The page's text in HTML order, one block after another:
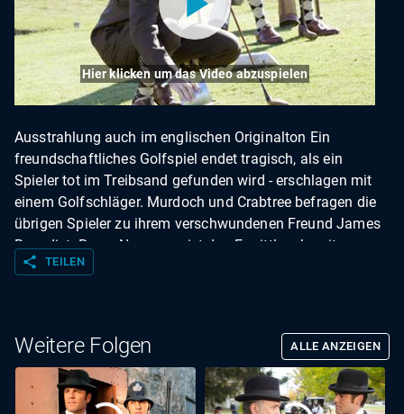
Hier klicken um das Video abzuspielen
Ausstrahlung auch im englischen Originalton Ein
freundschaftliches Golfspiel endet tragisch, als ein
Spieler tot im Treibsand gefunden wird - erschlagen mit
einem Golfschläger. Murdoch und Crabtree befragen die
übrigen Spieler zu ihrem verschwundenen Freund James
Benedict. Roger Newsome ist den Ermittlern bereits aus
früheren Mordfällen bekannt. Während der Ermittlungen
sein könnten. Murdoch wird zunehmend vom Golfspiel
fasziniert, was Inspector Brackenreid beunruhigt.
share TEILEN
Weitere Folgen ALLE ANZEIGEN